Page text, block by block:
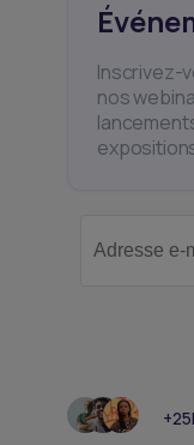
Inscrivez-
nos